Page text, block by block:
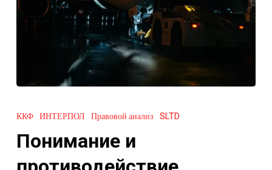
и
неправомерному
использованию
ККФ ИНТЕРПОЛ Правовой анализ SLTD
Понимание и